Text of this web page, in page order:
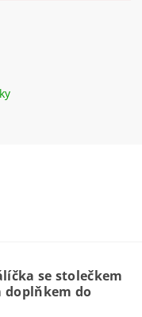
se stolečkem
do